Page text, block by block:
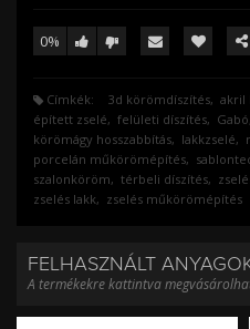
0%
Címkék: 3d körömdíszítés akril
épített zselé
felületi díszítés Gabó
körömágy hosszabbítás
lakkzselé
porcelán műkörömépítés
szalonköröm
térbeli díszítés
zselés lakk
zselés műkörömépítés
FELHASZNÁLT
A termékekre kattintva